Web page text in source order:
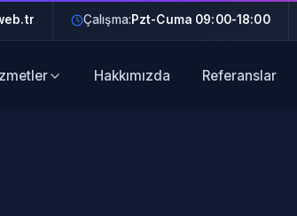
Çalışma:Pzt-Cuma 09:00-18:00
Hakkımızda Referanslar